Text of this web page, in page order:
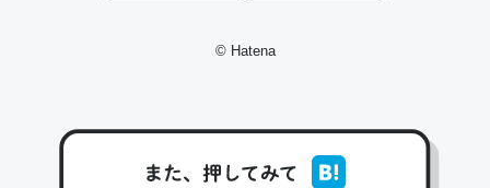
私も3年前ぐらいに祖母の家に設置した。ポケットWifiみ
https://toyoshi.hatenablog.com/entry/2019/05/15/1805
© Hatena